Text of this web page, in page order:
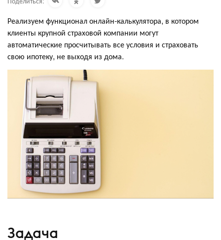
Реализуем функционал онлайн-калькулятора, в котором
клиенты крупной страховой компании могут
автоматические просчитывать все условия и страховать
свою ипотеку, не выходя из дома.
Задача